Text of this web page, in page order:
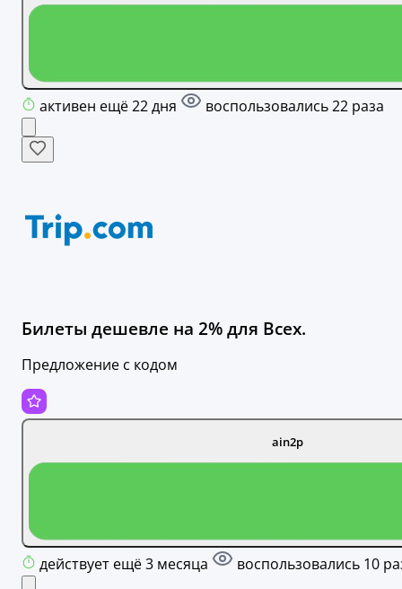
активен ещё 22 дня воспользовались 22 раза
Билеты дешевле на 2% для Всех.
Предложение с кодом
ain2p
действует ещё 3 месяца воспользовались 10